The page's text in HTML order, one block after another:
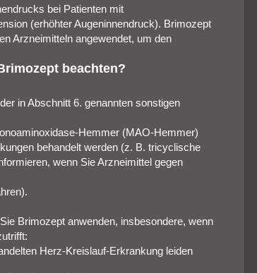
bei Patienten mit
(erhöhter Augeninnendruck). Brimozept
Arzneimitteln angewendet, um den
beachten?
in Abschnitt 6. genannten sonstigen
Hemmer (MAO-Hemmer)
behandelt werden (z. B. tricyclische
wenn Sie Arzneimittel gegen
Brimozept anwenden, insbesondere, wenn
Herz-Kreislauf-Erkrankung leiden